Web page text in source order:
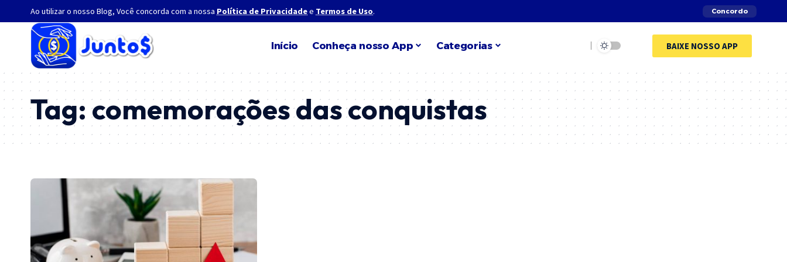
Ao utilizar o nosso Blog, Você concorda com a nossa Política de Privacidadee Termos de Uso. Concordo
Início Conheça nosso App Categorias BAIXE NOSSO APP
Tag:comemorações das conquistas